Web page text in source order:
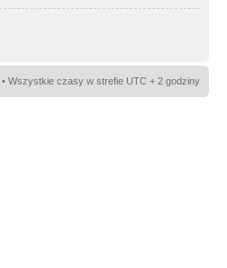
• Wszystkie czasy w strefie UTC + 2 godziny